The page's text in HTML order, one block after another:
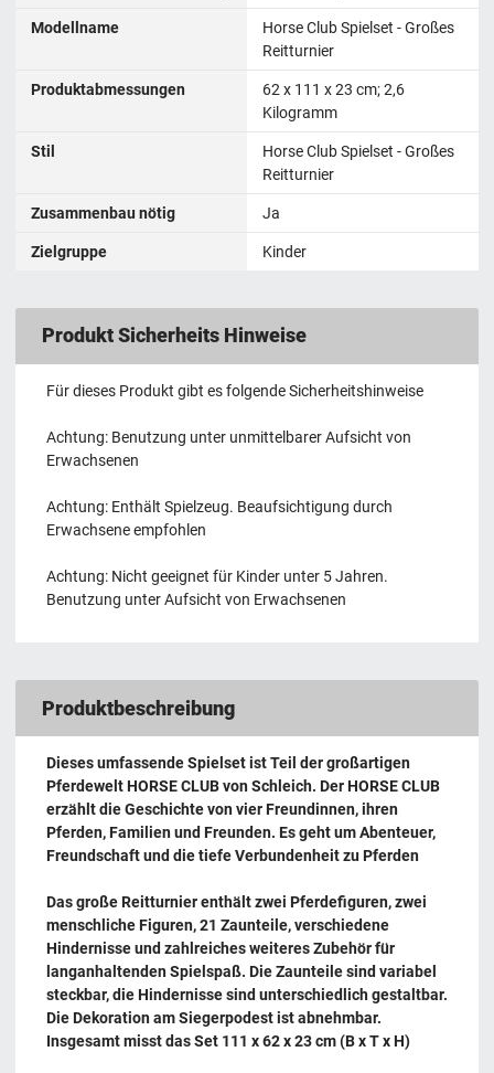
Modellname
Horse Club Spielset - Großes
Reitturnier
Produktabmessungen
62 x 111 x 23 cm; 2,6
Kilogramm
Stil
Horse Club Spielset - Großes
Reitturnier
Zusammenbau nötig Ja
Zielgruppe Kinder
Produkt Sicherheits Hinweise
Für dieses Produkt gibt es folgende Sicherheitshinweise
Achtung: Benutzung unter unmittelbarer Aufsicht von
Erwachsenen
Achtung: Enthält Spielzeug. Beaufsichtigung durch
Erwachsene empfohlen
Achtung: Nicht geeignet für Kinder unter 5 Jahren.
Benutzung unter Aufsicht von Erwachsenen
Produktbeschreibung
Dieses umfassende Spielset ist Teil der großartigen
Pferdewelt HORSE CLUB von Schleich. Der HORSE CLUB
erzählt die Geschichte von vier Freundinnen, ihren
Pferden, Familien und Freunden. Es geht um Abenteuer,
Freundschaft und die tiefe Verbundenheit zu Pferden
Das große Reitturnier enthält zwei Pferdefiguren, zwei
menschliche Figuren, 21 Zaunteile, verschiedene
Hindernisse und zahlreiches weiteres Zubehör für
langanhaltenden Spielspaß. Die Zaunteile sind variabel
steckbar, die Hindernisse sind unterschiedlich gestaltbar.
Die Dekoration am Siegerpodest ist abnehmbar.
Insgesamt misst das Set 111 x 62 x 23 cm (B x T x H)